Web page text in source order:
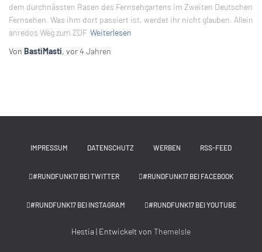
dem durchnässten Rasen des Fernsehgartens im Zweiten Deutschen
Fernsehen. Was ihm dort passiert ist, werdet ihr nicht glauben. Allein
anredos Weg zum ZDF Weiterlesen
Von BastiMasti, vor4 Jahren
IMPRESSUM DATENSCHUTZ WERBEN RSS-FEED
#RUNDFUNK17 BEI TWITTER #RUNDFUNK17 BEI FACEBOOK
#RUNDFUNK17 BEI INSTAGRAM #RUNDFUNK17 BEI YOUTUBE
Hestia | Entwickelt von ThemeIsle